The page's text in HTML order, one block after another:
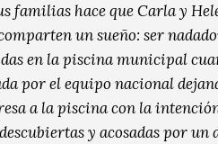
familias hace que Carla y
un sueño: ser
en la piscina municipal
por el equipo nacional
a la piscina con la
y acosadas por un